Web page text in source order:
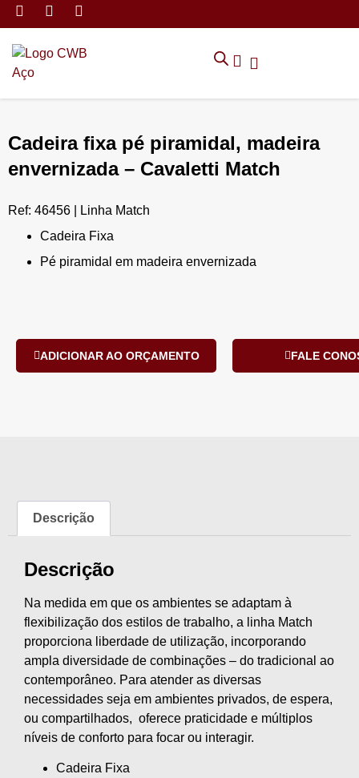
Cadeira fixa pé piramidal, madeira
envernizada – Cavaletti Match
Ref: 46456 | Linha Match
Cadeira Fixa
Pé piramidal em madeira envernizada
ADICIONAR AO ORÇAMENTO FALE
Descrição
Descrição
Na medida em que os ambientes se adaptam à
flexibilização dos estilos de trabalho, a linha Match
proporciona liberdade de utilização, incorporando
ampla diversidade de combinações – do tradicional ao
contemporâneo. Para atender as diversas
necessidades seja em ambientes privados, de espera,
ou compartilhados, oferece praticidade e múltiplos
níveis de conforto para focar ou interagir.
Cadeira Fixa